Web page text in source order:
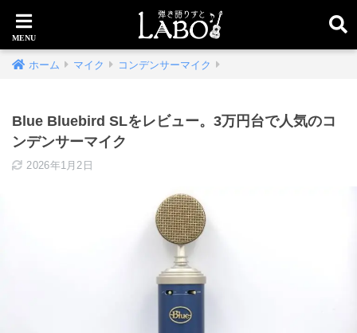
ホーム マイク コンデンサーマイク
Blue Bluebird SLをレビュー。3万円台で人気のコ
ンデンサーマイク
2026年1月2日